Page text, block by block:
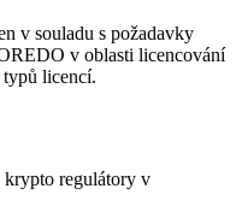
v souladu s požadavky
v oblasti licencování
typů licencí.
regulátory v